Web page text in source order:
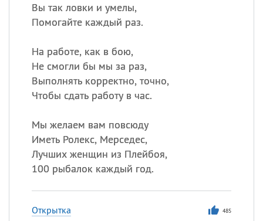
Вы так ловки и умелы,
Помогайте каждый раз.
На работе, как в бою,
Не смогли бы мы за раз,
Выполнять корректно, точно,
Чтобы сдать работу в час.
Мы желаем вам повсюду
Иметь Ролекс, Мерседес,
Лучших женщин из Плейбоя,
100 рыбалок каждый год.
Открытка 485